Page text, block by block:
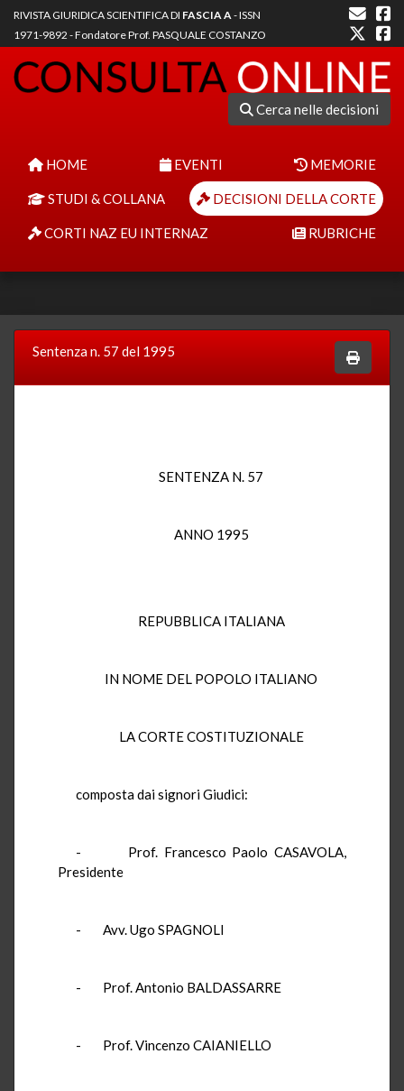
RIVISTA GIURIDICA SCIENTIFICA DI FASCIA A- ISSN
1971-9892 - Fondatore Prof. PASQUALE COSTANZO
Cerca nelle decisioni
HOME EVENTI MEMORIE
STUDI & COLLANA DECISIONI DELLA CORTE
CORTI NAZ EU INTERNAZ RUBRICHE
Sentenza n. 57 del 1995
SENTENZA N. 57
ANNO 1995
REPUBBLICA ITALIANA
IN NOME DEL POPOLO ITALIANO
LA CORTE COSTITUZIONALE
composta dai signori Giudici:
- Prof. Francesco Paolo CASAVOLA,
Presidente
- Avv. Ugo SPAGNOLI
- Prof. Antonio BALDASSARRE
- Prof. Vincenzo CAIANIELLO